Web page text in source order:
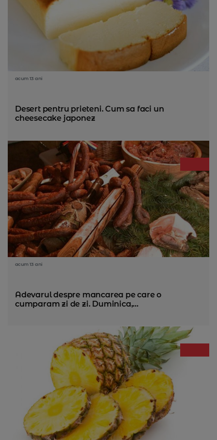
acum 13 ani
Desert pentru prieteni. Cum sa faci un
cheesecake japonez
acum 13 ani
Adevarul despre mancarea pe care o
cumparam zi de zi. Duminica,...